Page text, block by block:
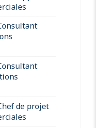
de projet